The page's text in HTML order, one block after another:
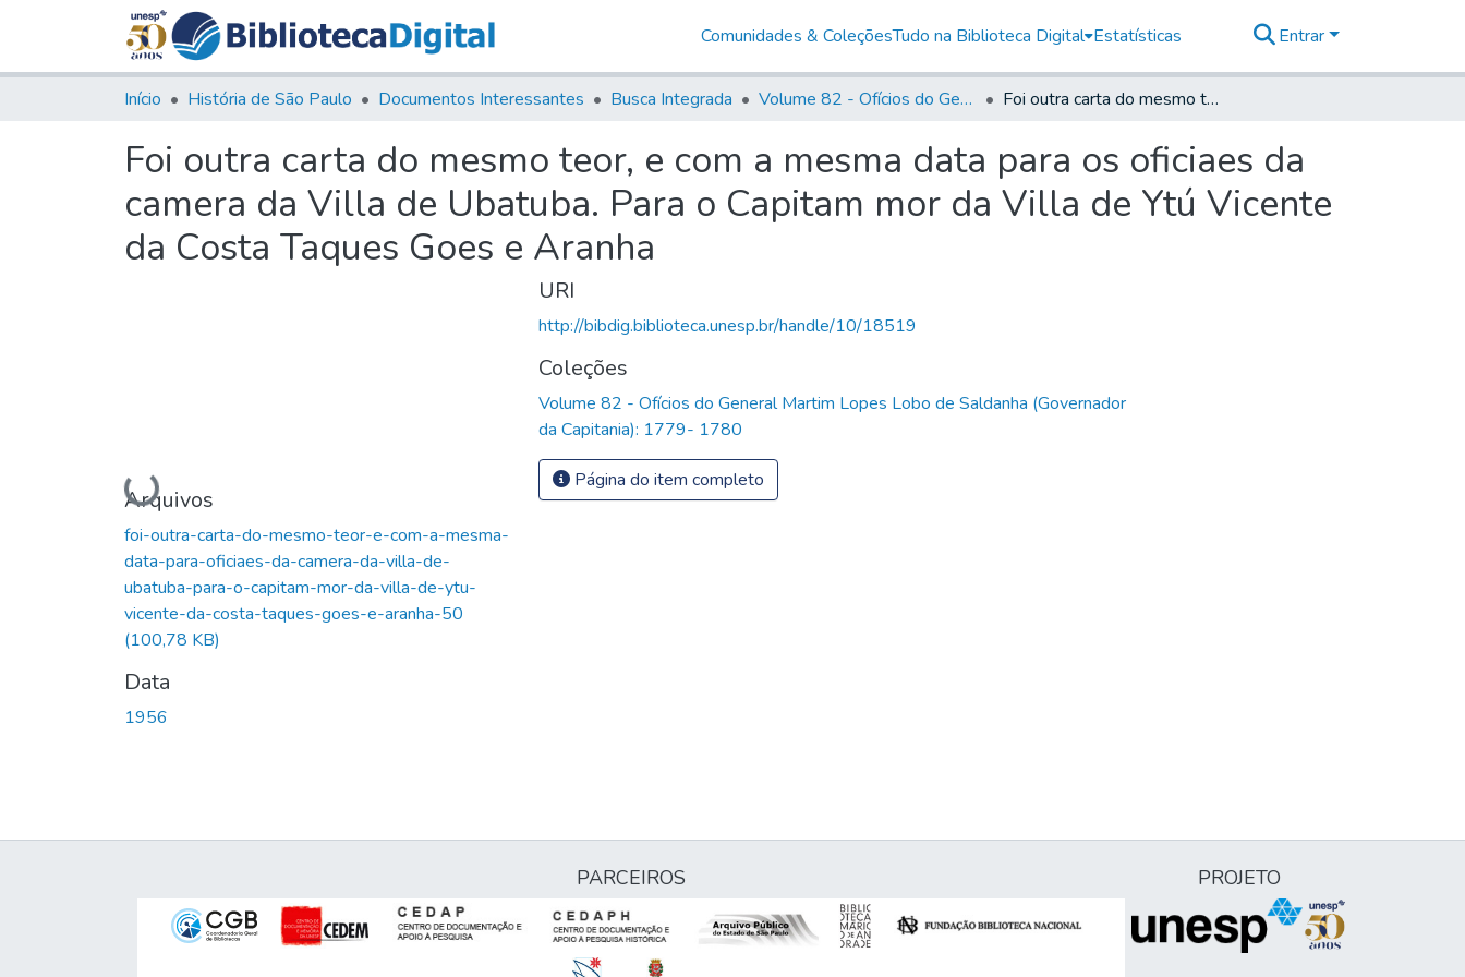
Comunidades & ColeçõesTudo na Biblioteca Digital Estatísticas Entrar
Início História de São Paulo Documentos Interessantes Busca Integrada Volume 82 - Ofícios do General Martim Lopes Lobo de Saldanha (Governador da Capitania): 1779- 1780 Foi outra carta do mesmo teor, e com a mesma data para os oficiaes da camera da Villa de Ubatuba. Para o Capitam mor da Villa de Ytú Vicente da Costa Taques Goes e Aranha
Foi outra carta do mesmo teor, e com a mesma data para os oficiaes da
camera da Villa de Ubatuba. Para o Capitam mor da Villa de Ytú Vicente
da Costa Taques Goes e Aranha
Carregando...
Arquivos
foi-outra-carta-do-mesmo-teor-e-com-a-mesma-
data-para-oficiaes-da-camera-da-villa-de-
ubatuba-para-o-capitam-mor-da-villa-de-ytu-
vicente-da-costa-taques-goes-e-aranha-50
(100,78 KB)
Data
1956
URI
http://bibdig.biblioteca.unesp.br/handle/10/18519
Coleções
Volume 82 - Ofícios do General Martim Lopes Lobo de Saldanha (Governador
da Capitania): 1779- 1780
Página do item completo
PARCEIROS PROJETO